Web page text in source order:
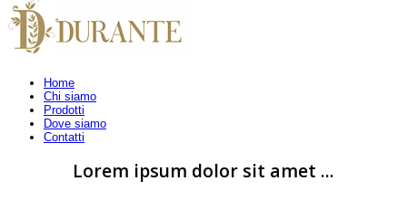
Home
Chi siamo
Prodotti
Dove siamo
Contatti
Lorem ipsum dolor sit amet ...